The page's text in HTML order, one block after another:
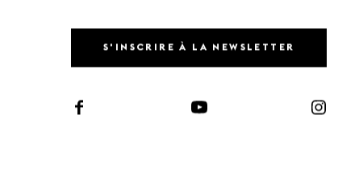
S'INSCRIRE À LA NEWSLETTER